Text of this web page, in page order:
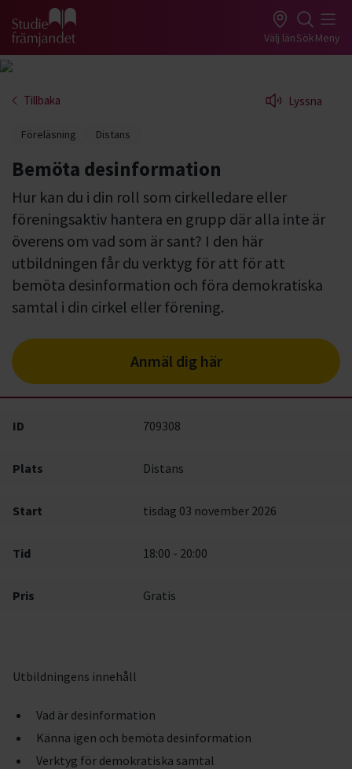
Gå till studiefrämjandets startsida Välj länSökMeny
Tillbaka Lyssna
Föreläsning Distans
Bemöta desinformation
Hur kan du i din roll som cirkelledare eller
föreningsaktiv hantera en grupp där alla inte är
överens om vad som är sant? I den här
utbildningen får du verktyg för att för att
bemöta desinformation och föra demokratiska
samtal i din cirkel eller förening.
Anmäl dig här
ID 709308
Plats Distans
Start tisdag 03 november 2026
Tid 18:00 - 20:00
Pris Gratis
Utbildningens innehåll
Vad är desinformation
Känna igen och bemöta desinformation
Verktyg för demokratiska samtal